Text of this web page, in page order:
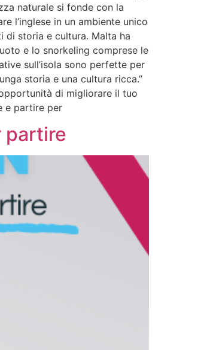
naturale si fonde con la
l’inglese in un ambiente unico
di storia e cultura. Malta ha
e lo snorkeling comprese le
sull’isola sono perfette per
storia e una cultura ricca.”
di migliorare il tuo
e partire per
partire